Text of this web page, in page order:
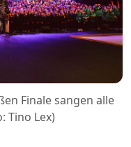
Finale sangen alle
Tino Lex)